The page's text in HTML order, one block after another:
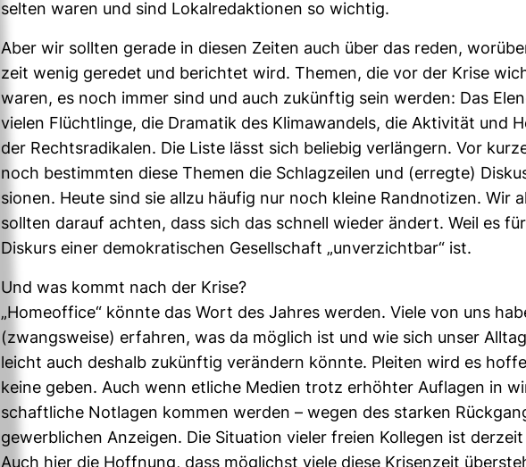
selten waren und sind Lokal­re­dak­tionen so wichtig.
Aber wir sollten gerade in diesen Zeiten auch über das reden,
zeit wenig geredet und berichtet wird. Themen, die vor der Krise
waren, es noch immer sind und auch zukünftig sein werden: Das
vielen Flücht­linge, die Dra­matik des Kli­ma­wan­dels, die Akti­vität und
der Rechts­ra­di­kalen. Die Liste lässt sich beliebig ver­län­gern. Vor
noch bestimmten diese Themen die Schlag­zeilen und (erregte)
sionen. Heute sind sie allzu häufig nur noch kleine Rand­no­tizen. Wir
sollten darauf achten, dass sich das schnell wieder ändert. Weil es
Dis­kurs einer demo­kra­ti­schen Gesell­schaft „unver­zichtbar“ ist.
Und was kommt nach der Krise?
„Home­of­fice“ könnte das Wort des Jahres werden. Viele von uns
(zwangs­weise) erfahren, was da mög­lich ist und wie sich unser
leicht auch des­halb zukünftig ver­än­dern könnte. Pleiten wird es
keine geben. Auch wenn etliche Medien trotz erhöhter Auf­lagen in
schaft­liche Not­lagen kommen werden – wegen des starken
gewerb­li­chen Anzeigen. Die Situa­tion vieler freien Kol­legen ist
Auch hier die Hoff­nung, dass mög­lichst viele diese Kri­sen­zeit